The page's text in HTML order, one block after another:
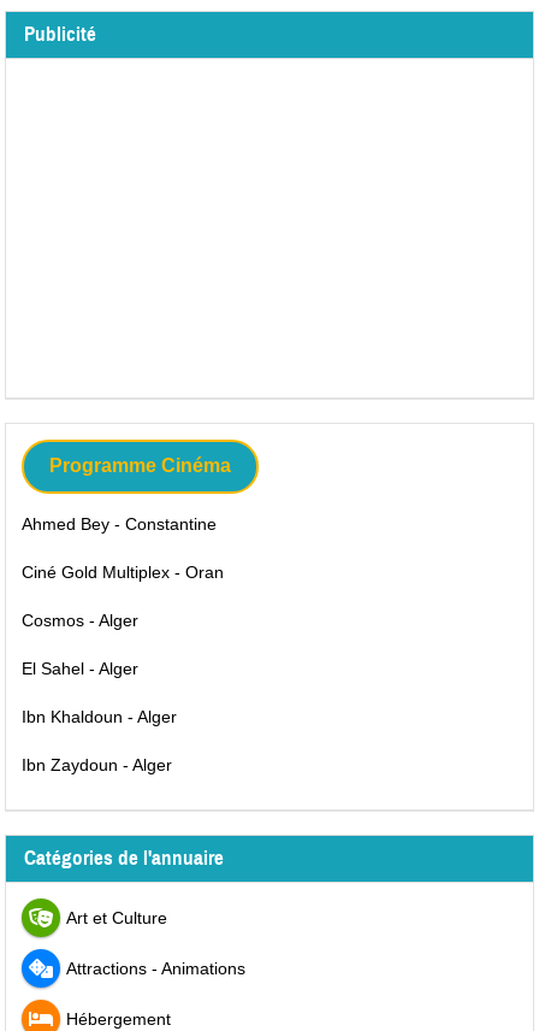
Publicité
Programme Cinéma
Ahmed Bey - Constantine
Ciné Gold Multiplex - Oran
Cosmos - Alger
El Sahel - Alger
Ibn Khaldoun - Alger
Ibn Zaydoun - Alger
Catégories de l'annuaire
Art et Culture
Attractions - Animations
Hébergement